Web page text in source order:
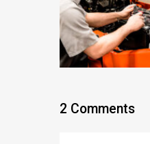
2 Comments